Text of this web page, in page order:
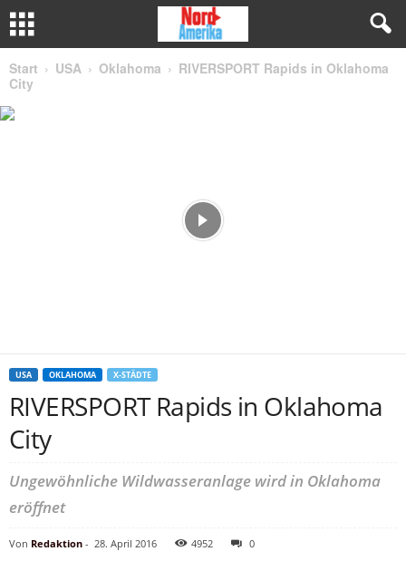
Start USA Oklahoma
RIVERSPORT Rapids in Oklahoma
City
USA OKLAHOMA X-STÄDTE
RIVERSPORT Rapids in Oklahoma
City
Ungewöhnliche Wildwasseranlage wird in Oklahoma
eröffnet
Von Redaktion - 28. April 2016 4952 0